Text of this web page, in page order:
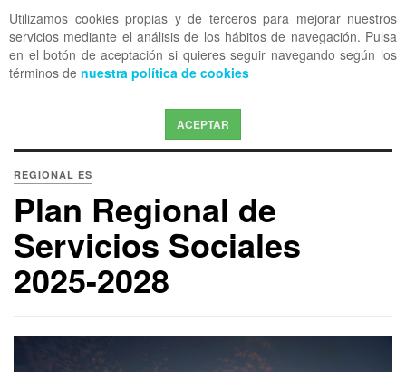
Utilizamos cookies propias y de terceros para mejorar nuestros
servicios mediante el análisis de los hábitos de navegación. Pulsa
en el botón de aceptación si quieres seguir navegando según los
términos de nuestra política de cookies
ACEPTAR
OFF CANVAS
REGIONAL ES
Plan Regional de
Servicios Sociales
2025-2028